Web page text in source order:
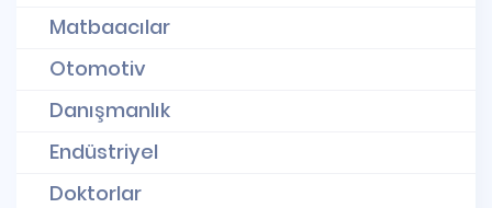
Matbaacılar
Otomotiv
Danışmanlık
Endüstriyel
Doktorlar